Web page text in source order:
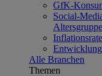
GfK-
Social-
Alle Branchen
Themen